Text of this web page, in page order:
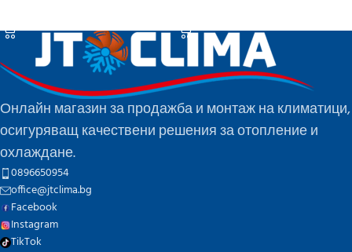
Онлайн магазин за продажба и монтаж на климатици,
осигуряващ качествени решения за отопление и
охлаждане.
0896650954
office@jtclima.bg
Facebook
Instagram
TikTok